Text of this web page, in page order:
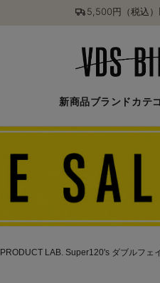
5,500円（税込
新商品ブランド カテ
PRODUCT LAB. Super120's ダブルフェ